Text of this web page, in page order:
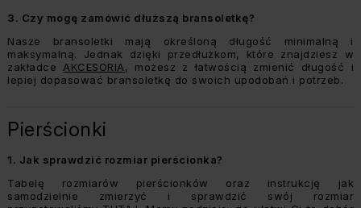
3. Czy mogę zamówić dłuższą bransoletkę?
Nasze bransoletki mają określoną długość minimalną i
maksymalną. Jednak dzięki przedłużkom, które znajdziesz w
zakładce AKCESORIA, możesz z łatwością zmienić długość i
lepiej dopasować bransoletkę do swoich upodobań i potrzeb.
Pierścionki
1. Jak sprawdzić rozmiar pierścionka?
Tabelę rozmiarów pierścionków oraz instrukcję jak
samodzielnie zmierzyć i sprawdzić swój rozmiar